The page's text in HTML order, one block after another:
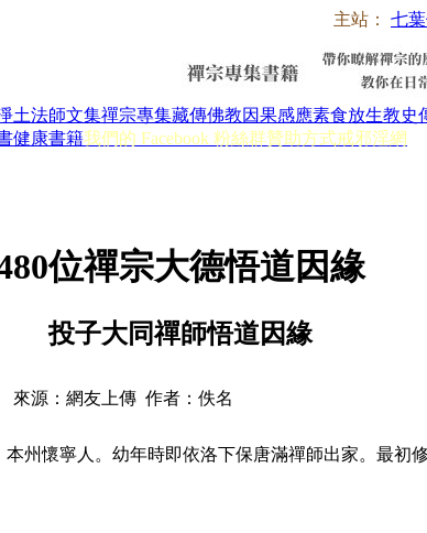
主站： 七
土法師文集禪宗專集藏傳佛教因果感應素食放生教史
健康書籍我們的 Facebook 粉絲群贊助方式戒邪淫網
位禪宗大德悟道因緣
投子大同禪師悟道因緣
來源：網友上傳 作者：佚名
懷寧人。幼年時即依洛下保唐滿禪師出家。最初